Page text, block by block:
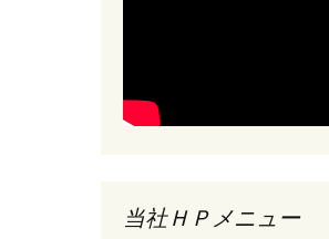
当社ＨＰメニュー